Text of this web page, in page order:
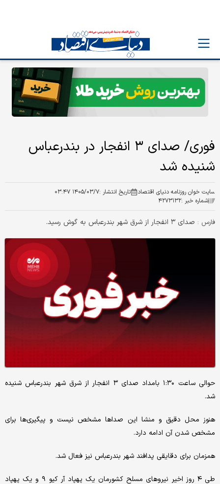
فوری/ صدای ۳ انفجار در بندرعباس
شنیده شد
سایت خوان روزنامه دنیای اقتصاد تاریخ انتشار :۱۴۰۵/۰۳/۷ ۰۳:۴۷
شماره خبر :۴۲۷۳۱۳۲
فارس : صدای ۳ انفجار از شرق شهر بندرعباس به گوش رسید.
حوالی ساعت ۱:۳۰ بامداد صدای ۳ انفجار از شرق شهر بندرعباس شنیده
شد.
هنوز محل دقیق و منشا این صداها مشخص نیست و پیگیری‌ها برای
مشخص شدن آن ادامه دارد.
همزمان برای دقایقی پدافند شهر بندرعباس نیز فعال شد.
طی ۴ روز اخیر نیروهای مسلح کشورمان یک پهپاد آر کیو ۹ و یک پهپاد